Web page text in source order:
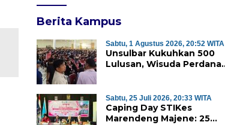
Berita Kampus
Sabtu, 1 Agustus 2026, 20:52 WITA
Unsulbar Kukuhkan 500
Lulusan, Wisuda Perdana
Sabtu, 25 Juli 2026, 20:33 WITA
Caping Day STIKes
Marendeng Majene: 25